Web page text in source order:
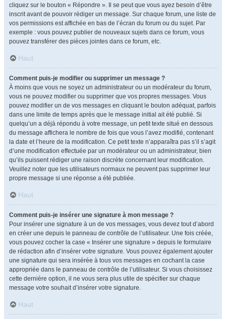
cliquez sur le bouton « Répondre ». Il se peut que vous ayez besoin d’être
inscrit avant de pouvoir rédiger un message. Sur chaque forum, une liste de
vos permissions est affichée en bas de l’écran du forum ou du sujet. Par
exemple : vous pouvez publier de nouveaux sujets dans ce forum, vous
pouvez transférer des pièces jointes dans ce forum, etc.
Haut
Comment puis-je modifier ou supprimer un message ?
À moins que vous ne soyez un administrateur ou un modérateur du forum,
vous ne pouvez modifier ou supprimer que vos propres messages. Vous
pouvez modifier un de vos messages en cliquant le bouton adéquat, parfois
dans une limite de temps après que le message initial ait été publié. Si
quelqu’un a déjà répondu à votre message, un petit texte situé en dessous
du message affichera le nombre de fois que vous l’avez modifié, contenant
la date et l’heure de la modification. Ce petit texte n’apparaîtra pas s’il s’agit
d’une modification effectuée par un modérateur ou un administrateur, bien
qu’ils puissent rédiger une raison discrète concernant leur modification.
Veuillez noter que les utilisateurs normaux ne peuvent pas supprimer leur
propre message si une réponse a été publiée.
Haut
Comment puis-je insérer une signature à mon message ?
Pour insérer une signature à un de vos messages, vous devez tout d’abord
en créer une depuis le panneau de contrôle de l’utilisateur. Une fois créée,
vous pouvez cocher la case « Insérer une signature » depuis le formulaire
de rédaction afin d’insérer votre signature. Vous pouvez également ajouter
une signature qui sera insérée à tous vos messages en cochant la case
appropriée dans le panneau de contrôle de l’utilisateur. Si vous choisissez
cette dernière option, il ne vous sera plus utile de spécifier sur chaque
message votre souhait d’insérer votre signature.
Haut